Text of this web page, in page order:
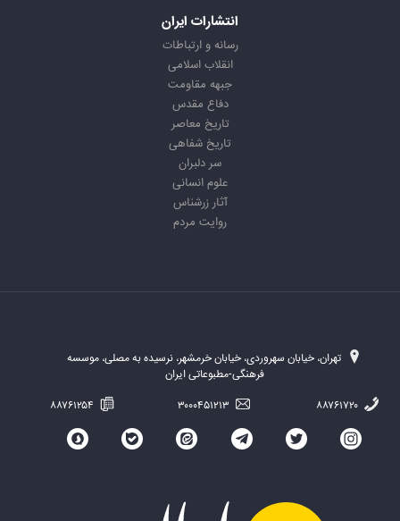
انتشارات ایران
رسانه و ارتباطات
انقلاب اسلامی
جبهه مقاومت
دفاع مقدس
تاریخ معاصر
تاریخ شفاهی
سر دلبران
علوم انسانی
آثار زرشناس
روایت مردم
تهران، خیابان سهروردی، خیابان خرمشهر، نرسیده به مصلی، موسسه
فرهنگی-مطبوعاتی ایران